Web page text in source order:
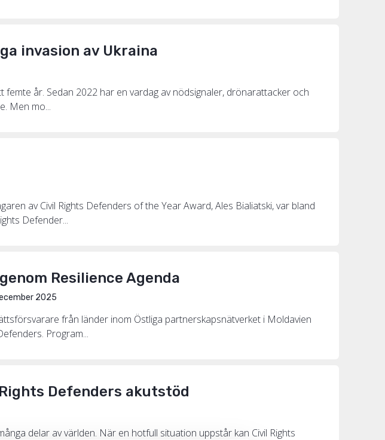
invasion av Ukraina
femte år. Sedan 2022 har en vardag av nödsignaler, drönarattacker och
Men mo...
av Civil Rights Defenders of the Year Award, Ales Bialiatski, var bland
Defender...
Resilience Agenda
2025
från länder inom Östliga partnerskapsnätverket i Moldavien
Program...
Defenders akutstöd
delar av världen. När en hotfull situation uppstår kan Civil Rights